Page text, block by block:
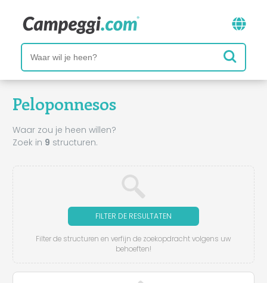
Peloponnesos
Waar zou je heen willen?
Zoek in 9 structuren.
FILTER DE RESULTATEN
Filter de structuren en verfijn de zoekopdracht volgens uw
behoeften!